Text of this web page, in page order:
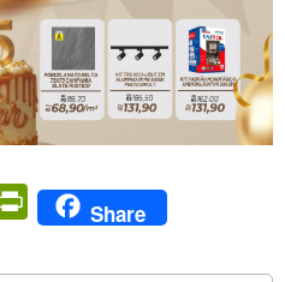
PrintFriendly
Share